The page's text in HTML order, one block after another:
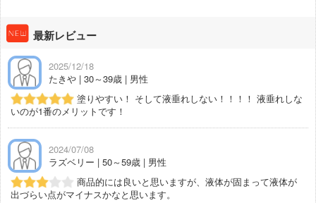
最新レビュー
2025/12/18
たきや | 30～39歳 | 男性
塗りやすい！ そして液垂れしない！！！！ 液垂れしな
いのが1番のメリットです！
2024/07/08
ラズベリー | 50～59歳 | 男性
商品的には良いと思いますが、液体が固まって液体が
出づらい点がマイナスかなと思います。